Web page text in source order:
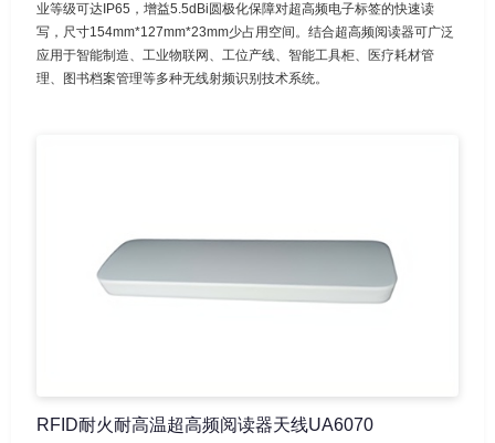
业等级可达IP65，增益5.5dBi圆极化保障对超高频电子标签的快速读
写，尺寸154mm*127mm*23mm少占用空间。结合超高频阅读器可广泛
应用于智能制造、工业物联网、工位产线、智能工具柜、医疗耗材管
理、图书档案管理等多种无线射频识别技术系统。
RFID耐火耐高温超高频阅读器天线UA6070